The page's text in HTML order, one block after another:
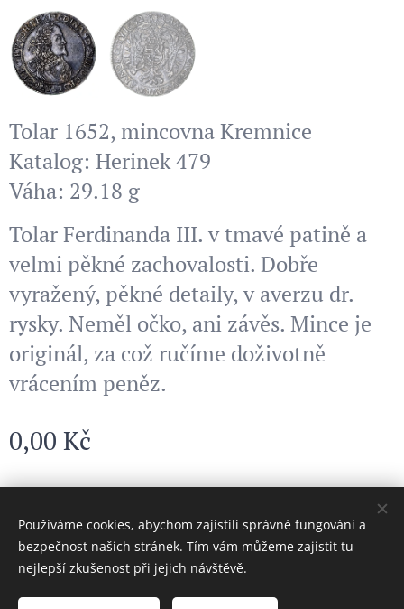
Tolar 1652, mincovna Kremnice
Katalog: Herinek 479
Váha: 29.18 g
Tolar Ferdinanda III. v tmavé patině a
velmi pěkné zachovalosti. Dobře
vyražený, pěkné detaily, v averzu dr.
rysky. Neměl očko, ani závěs. Mince je
originál, za což ručíme doživotně
vrácením peněz.
0,00 Kč
© 2024 Všechna práva vyhrazena
Cookies
Používáme cookies, abychom zajistili správné fungování a
bezpečnost našich stránek. Tím vám můžeme zajistit tu
nejlepší zkušenost při jejich návštěvě.